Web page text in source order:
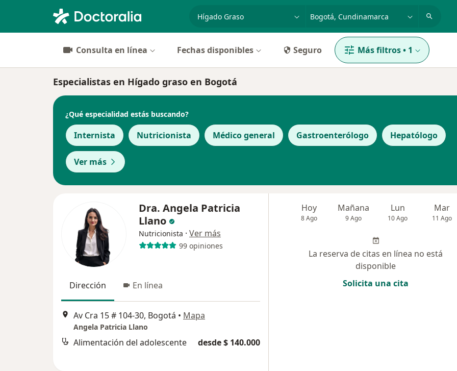
especialidad, enfermedad o nombre
p. ej. Bogotá
Consulta en línea Fechas disponibles Seguro Más filtros• 1
Especialistas en Hígado graso en Bogotá
¿Qué especialidad estás buscando?
Internista Nutricionista Médico general Gastroenterólogo Hepatólogo
Ver más
Dra. Angela Patricia
Llano
Nutricionista · Ver más
99 opiniones
Dirección En línea
Av Cra 15 # 104-30, Bogotá • Mapa
Angela Patricia Llano
Alimentación del adolescente desde $ 140.000
Hoy
8 Ago
Mañana
9 Ago
Lun
10 Ago
Mar
11 Ago
La reserva de citas en línea no está
disponible
Solicita una cita